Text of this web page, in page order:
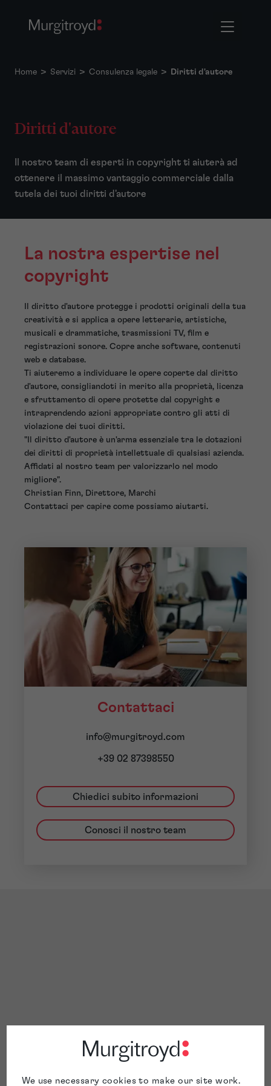
We use necessary cookies to make our site work.
Home > Servizi > Consulenza legale > Diritti d'autore
Diritti d'autore
Il nostro team di esperti in copyright ti aiuterà ad
ottenere il massimo vantaggio commerciale dalla
tutela dei tuoi diritti d'autore
La nostra espertise nel
copyright
Il diritto d'autore protegge i prodotti originali della tua
creatività e si applica a opere letterarie, artistiche,
musicali e drammatiche, trasmissioni TV, film e
registrazioni sonore. Copre anche software, contenuti
web e database.
Ti aiuteremo a individuare le opere coperte dal diritto
d'autore, consigliandoti in merito alla proprietà, licenza
e sfruttamento di opere protette dal copyright e
intraprendendo azioni appropriate contro gli atti di
violazione dei tuoi diritti.
"Il diritto d'autore è un'arma essenziale tra le dotazioni
dei diritti di proprietà intellettuale di qualsiasi azienda.
Affidati al nostro team per valorizzarlo nel modo
migliore".
Christian Finn, Direttore, Marchi
Contattaci per capire come possiamo aiutarti.
Contattaci
info@murgitroyd.com
+39 02 87398550
Chiedici subito informazioni
Conosci il nostro team